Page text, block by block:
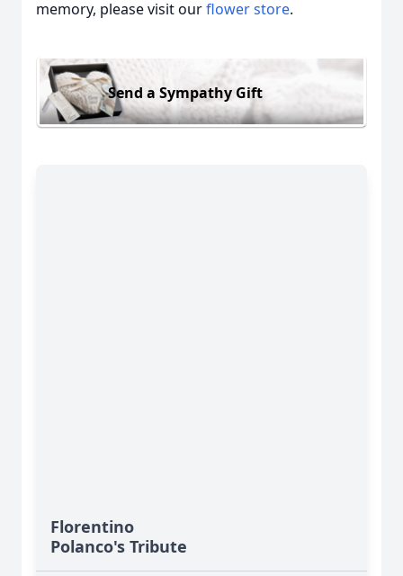
memory, please visit ourflower store.
Send a Sympathy Gift
Florentino
Polanco's Tribute